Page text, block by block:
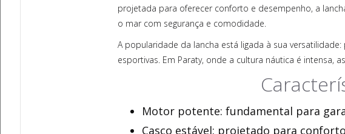
projetada para oferecer conforto e desempenho, a
o mar com segurança e comodidade.
A popularidade da lancha está ligada à sua
esportivas. Em Paraty, onde a cultura náutica é intensa,
Motor potente: fundamental para
Casco estável: projetado para